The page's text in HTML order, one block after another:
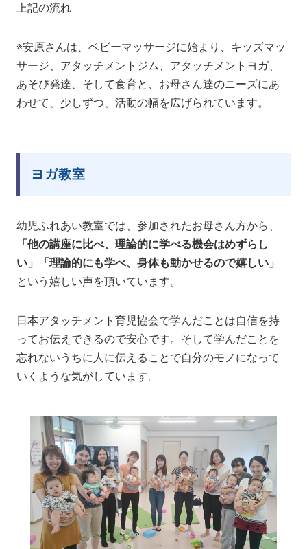
上記の流れ
※安原さんは、ベビーマッサージに始まり、キッズマッ
サージ、アタッチメントジム、アタッチメントヨガ、
あそび発達、そして食育と、お母さん達のニーズにあ
わせて、少しずつ、活動の幅を広げられています。
ヨガ教室
幼児ふれあい教室では、参加されたお母さん方から、
「他の講座に比べ、理論的に学べる機会はめずらし
い」「理論的にも学べ、身体も動かせるので嬉しい」
という嬉しい声を頂いています。
日本アタッチメント育児協会で学んだことは自信を持
ってお伝えできるので安心です。そして学んだことを
忘れないうちに人に伝えることで自分のモノになって
いくような気がしています。